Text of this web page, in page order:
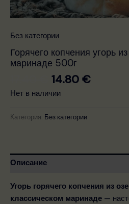
Без категории
Горячего копчения угорь
маринаде 500г
14.80 €
Нет в наличии
Категория: Без категории
Описание
Угорь горячего копчения из
классическом маринаде —